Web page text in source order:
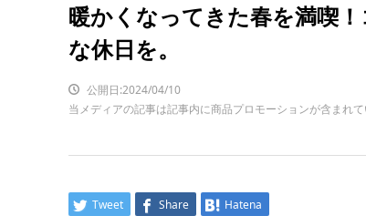
暖かくなってきた春を満喫
な休日を。
公開日:2024/04/10
当メディアの記事は記事内に商品プロモーションが含まれて
Tweet Share Hatena